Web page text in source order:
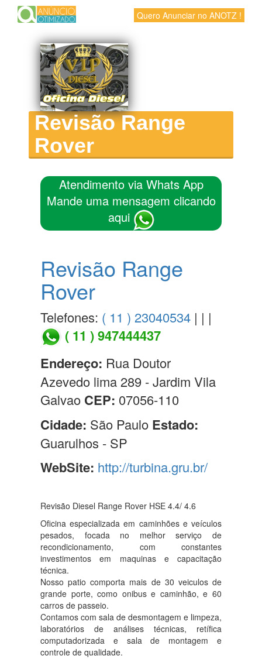
Quero Anunciar no ANOTZ !
Revisão Range
Rover
Atendimento via Whats App
Mande uma mensagem clicando
aqui
Revisão Range
Rover
Telefones: ( 11 ) 23040534 | | |
( 11 ) 947444437
Endereço: Rua Doutor
Azevedo lima 289 - Jardim Vila
Galvao CEP: 07056-110
Cidade: São Paulo Estado:
Guarulhos - SP
WebSite: http://turbina.gru.br/
Revisão Diesel Range Rover HSE 4.4/ 4.6
Oficina especializada em caminhões e veículos
pesados, focada no melhor serviço de
recondicionamento, com constantes
investimentos em maquinas e capacitação
técnica.
Nosso patio comporta mais de 30 veiculos de
grande porte, como onibus e caminhão, e 60
carros de passeio.
Contamos com sala de desmontagem e limpeza,
laboratórios de análises técnicas, retífica
computadorizada e sala de montagem e
controle de qualidade.